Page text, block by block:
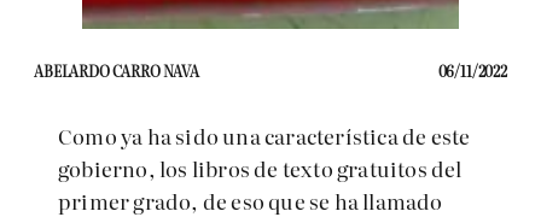
ABELARDO CARRO NAVA 06/11/2022
Como ya ha sido una característica de este
gobierno, los libros de texto gratuitos del
primer grado, de eso que se ha llamado